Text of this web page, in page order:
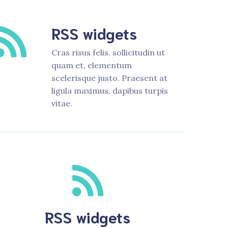
RSS widgets
Cras risus felis, sollicitudin ut
quam et, elementum
scelerisque justo. Praesent at
ligula maximus, dapibus turpis
vitae.
RSS widgets